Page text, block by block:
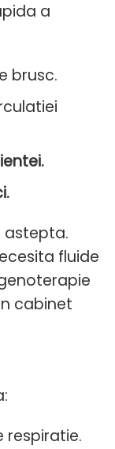
a
brusc.
astepta.
fluide
cabinet
respiratie.